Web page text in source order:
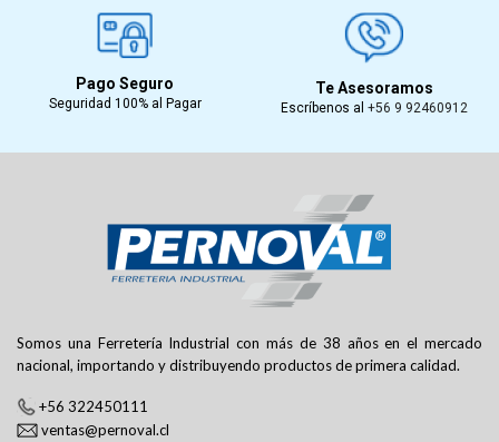
Pago Seguro
Seguridad 100% al Pagar
Te Asesoramos
Escríbenos al +56 9 92460912
Somos una Ferretería Industrial con más de 38 años en el mercado
nacional, importando y distribuyendo productos de primera calidad.
+56 322450111
ventas@pernoval.cl